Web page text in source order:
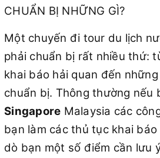
CHUẨN BỊ NHỮNG GÌ?
Một chuyến đi tour du lịch
phải chuẩn bị rất nhiều thứ:
khai báo hải quan đến
chuẩn bị. Thông thường nếu
Singapore Malaysia các
bạn làm các thủ tục khai
dò bạn một số điểm cần lưu